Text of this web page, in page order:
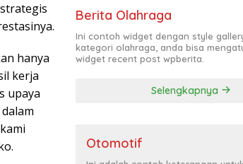
hanya
kerja
upaya
Berita Olahraga
Ini contoh widget dengan style
kategori olahraga, anda bisa
widget recent post wpberita.
Selengkapnya
Otomotif